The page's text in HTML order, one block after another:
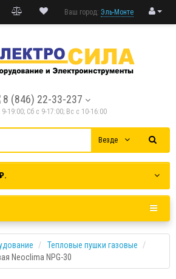
Ваш город: Эль-Монте
8 (846) 22-33-237
9-19:00; Cб с 9-17:00; Вс с 10-16:00
Везде
Тепловые пушки газовые
Neoclima NPG-30